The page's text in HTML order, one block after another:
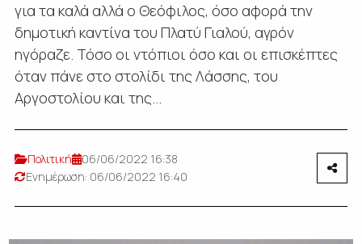
για τα καλά αλλά ο Θεόφιλος, όσο αφορά την
δημοτική καντίνα του Πλατύ Γιαλού, αγρόν
ηγόραζε. Τόσο οι ντόπιοι όσο και οι επισκέπτες
όταν πάνε στο στολίδι της Λάσσης, του
Αργοστολίου και της...
Πολιτική
06/06/2022 16:38
Ενημέρωση: 06/06/2022 16:40